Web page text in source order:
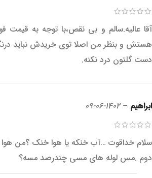
آقا عالیه.سالم و بی نقص،با توجه به قیمت
هستش و بنظر من اصلا توی خریدش نباید
دست گلتون درد نکنه.
ابراهیم –
1402-06-09
سلام خداقوت …آب خنکه یا هوا خنک ؟من
دوم .مس لوله های مسی چندرصد مسه؟